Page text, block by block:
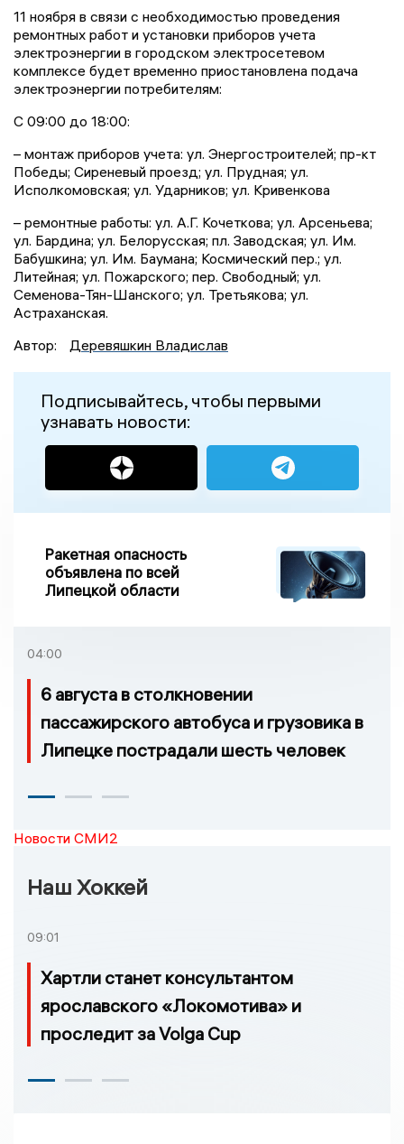
11 ноября в связи с необходимостью проведения
ремонтных работ и установки приборов учета
электроэнергии в городском электросетевом
комплексе будет временно приостановлена подача
электроэнергии потребителям:
С 09:00 до 18:00:
– монтаж приборов учета: ул. Энергостроителей; пр-кт
Победы; Сиреневый проезд; ул. Прудная; ул.
Исполкомовская; ул. Ударников; ул. Кривенкова
– ремонтные работы: ул. А.Г. Кочеткова; ул. Арсеньева;
ул. Бардина; ул. Белорусская; пл. Заводская; ул. Им.
Бабушкина; ул. Им. Баумана; Космический пер.; ул.
Литейная; ул. Пожарского; пер. Свободный; ул.
Семенова-Тян-Шанского; ул. Третьякова; ул.
Астраханская.
Автор:
Деревяшкин Владислав
Подписывайтесь, чтобы первыми
узнавать новости:
Ракетная опасность
объявлена по всей
Липецкой области
04:00
6 августа в столкновении
пассажирского автобуса и грузовика в
Липецке пострадали шесть человек
Новости СМИ2
Наш Хоккей
09:01
Хартли станет консультантом
ярославского «Локомотива» и
проследит за Volga Cup